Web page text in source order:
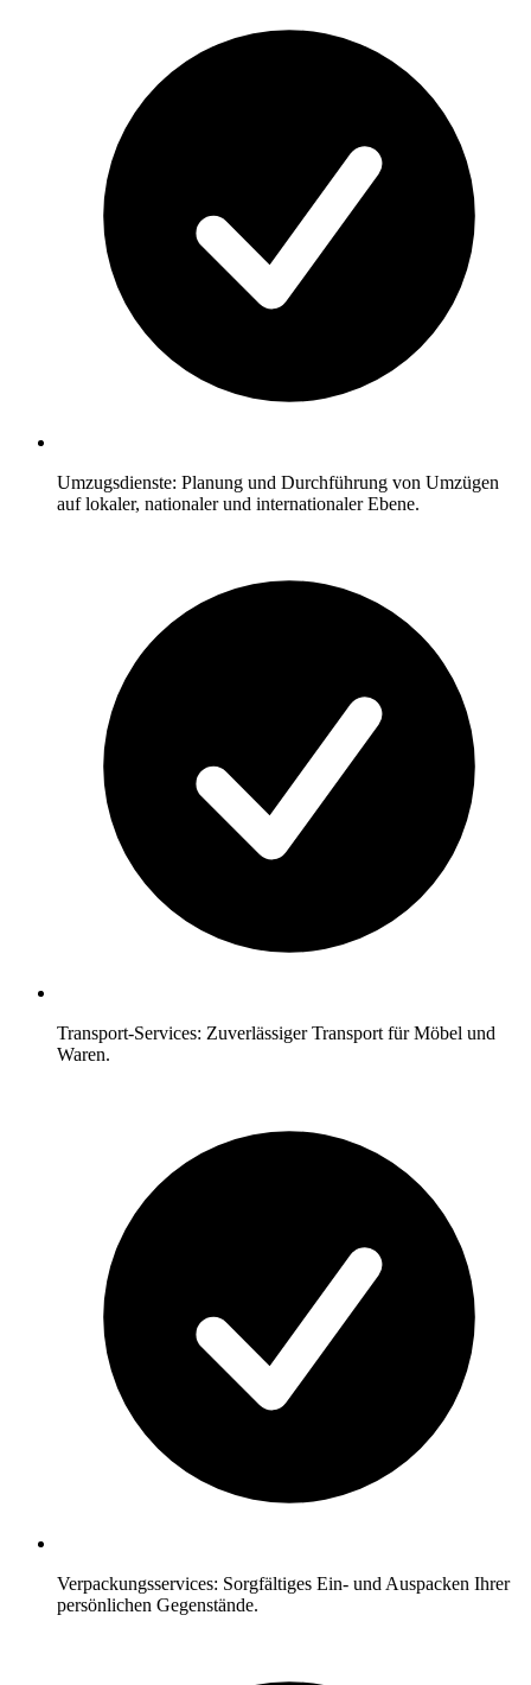
Umzugsdienste: Planung und Durchführung von Umzügen
auf lokaler, nationaler und internationaler Ebene.
Transport-Services: Zuverlässiger Transport für Möbel und
Waren.
Verpackungsservices: Sorgfältiges Ein- und Auspacken Ihrer
persönlichen Gegenstände.